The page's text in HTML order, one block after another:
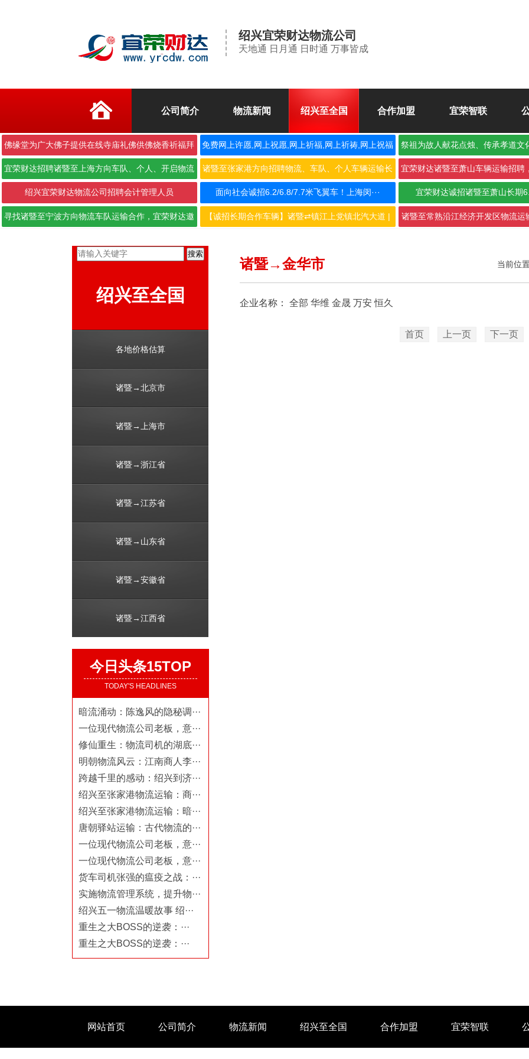
绍兴宜荣财达物流公司
天地通 日月通 日时通 万事皆成
公司简介 物流新闻 绍兴至全国 合作加盟 宜荣智联
佛缘堂为广大佛子提供在线寺庙礼佛供佛烧香祈福拜
佛
免费网上许愿,网上祝愿,网上祈福,网上祈祷,网上祝福 祭祖为故人献花点烛、传承孝道文
空
宜荣财达招聘诸暨至上海方向车队、个人、开启物流
合作···
诸暨至张家港方向招聘物流、车队、个人车辆运输长
期合···
宜荣财达诸暨至萧山车辆运输招聘
作，···
绍兴宜荣财达物流公司招聘会计管理人员 面向社会诚招6.2/6.8/7.7米飞翼车！上海闵··· 宜荣财达诚招诸暨至萧山长期
寻找诸暨至宁波方向物流车队运输合作，宜荣财达邀 【诚招长期合作车辆】诸暨⇄镇江上党镇北汽大道 | 诸暨至常熟沿江经济开发区物流运
搜索
绍兴至全国
各地价格估算
诸暨→北京市
诸暨→上海市
诸暨→浙江省
诸暨→江苏省
诸暨→山东省
诸暨→安徽省
诸暨→江西省
今日头条15TOP
TODAY'S HEADLINES
暗流涌动：陈逸风的隐秘调···
一位现代物流公司老板，意···
修仙重生：物流司机的湖底···
明朝物流风云：江南商人李···
跨越千里的感动：绍兴到济···
绍兴至张家港物流运输：商···
绍兴至张家港物流运输：暗···
唐朝驿站运输：古代物流的···
一位现代物流公司老板，意···
一位现代物流公司老板，意···
货车司机张强的瘟疫之战：···
实施物流管理系统，提升物···
绍兴五一物流温暖故事 绍···
重生之大BOSS的逆袭：···
重生之大BOSS的逆袭：···
诸暨→金华市 当前位
企业名称： 全部 华维 金晟 万安 恒久
首页 上一页 下一页
网站首页 公司简介 物流新闻 绍兴至全国 合作加盟 宜荣智联